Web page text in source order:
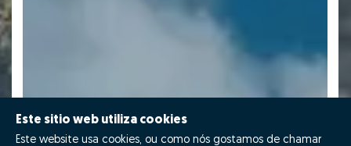
Este sitio web utiliza cookies
Este website usa cookies, ou como nós gostamos de chamar